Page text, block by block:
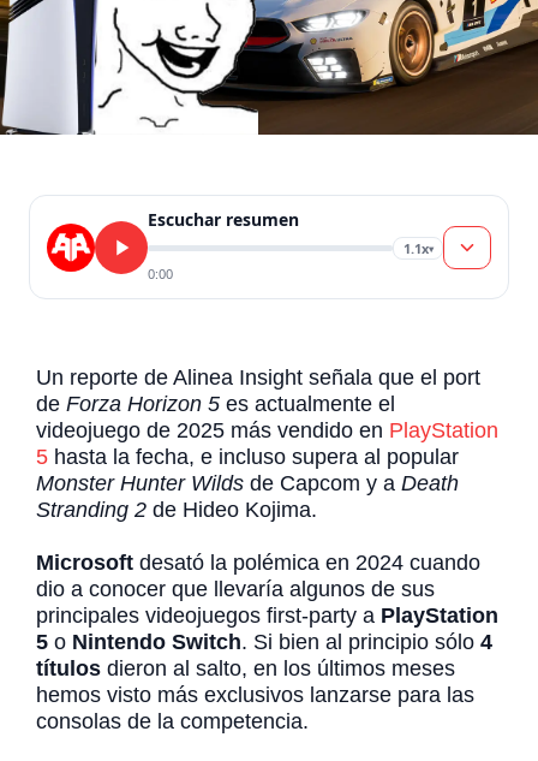
Escuchar resumen
1.1x▾
0:00
Un reporte de Alinea Insight señala que el port
de Forza Horizon 5 es actualmente el
videojuego de 2025 más vendido en PlayStation
5 hasta la fecha, e incluso supera al popular
Monster Hunter Wilds de Capcom y a Death
Stranding 2 de Hideo Kojima.
Microsoft desató la polémica en 2024 cuando
dio a conocer que llevaría algunos de sus
principales videojuegos first-party a PlayStation
5 o Nintendo Switch. Si bien al principio sólo 4
títulos dieron al salto, en los últimos meses
hemos visto más exclusivos lanzarse para las
consolas de la competencia.